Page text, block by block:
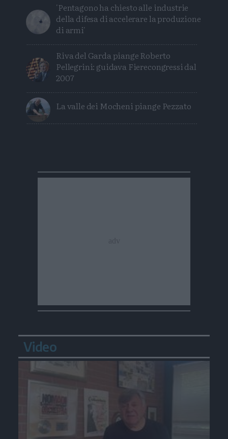
'Pentagono ha chiesto alle industrie
della difesa di accelerare la produzione
di armi'
Riva del Garda piange Roberto
Pellegrini: guidava Fierecongressi dal
2007
La valle dei Mocheni piange Pezzato
Video